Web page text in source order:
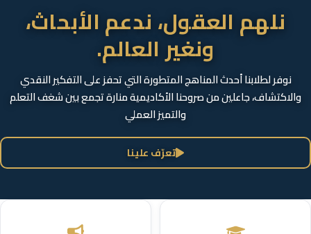
نلهم العقول، ندعم الأبحاث،
ونغير العالم.
نوفر لطلابنا أحدث المناهج المتطورة التي تحفز على التفكير النقدي
والاكتشاف، جاعلين من صروحنا الأكاديمية منارة تجمع بين شغف التعلم
والتميز العملي
تعرّف علينا